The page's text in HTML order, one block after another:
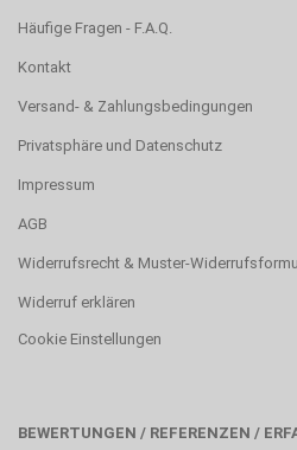
Häufige Fragen - F.A.Q.
Kontakt
Versand- & Zahlungsbedingungen
Privatsphäre und Datenschutz
Impressum
AGB
Widerrufsrecht & Muster-
Widerruf erklären
Cookie Einstellungen
BEWERTUNGEN / REFERENZEN /